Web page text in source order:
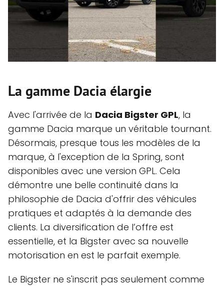
La gamme Dacia élargie
Avec l'arrivée de la Dacia Bigster GPL, la
gamme Dacia marque un véritable tournant.
Désormais, presque tous les modèles de la
marque, à l'exception de la Spring, sont
disponibles avec une version GPL. Cela
démontre une belle continuité dans la
philosophie de Dacia d'offrir des véhicules
pratiques et adaptés à la demande des
clients. La diversification de l’offre est
essentielle, et la Bigster avec sa nouvelle
motorisation en est le parfait exemple.
Le Bigster ne s'inscrit pas seulement comme